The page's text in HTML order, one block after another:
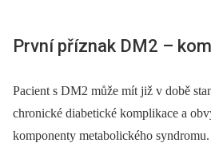
První příznak DM2 –⁠
Pacient s DM2 může mít již v době
chronické diabetické komplikace a
komponenty metabolického